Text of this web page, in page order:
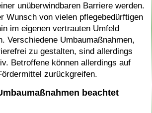
unüberwindbaren Barriere werden.
Wunsch von vielen pflegebedürftigen
im eigenen vertrauten Umfeld
Verschiedene Umbaumaßnahmen,
zu gestalten, sind allerdings
Betroffene können allerdings auf
zurückgreifen.
beachtet